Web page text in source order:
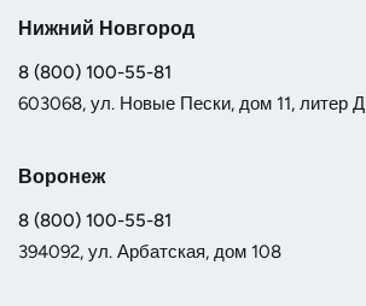
Нижний Новгород
8 (800) 100-55-81
603068, ул. Новые Пески, дом 11, литер Д
Воронеж
8 (800) 100-55-81
394092, ул. Арбатская, дом 108